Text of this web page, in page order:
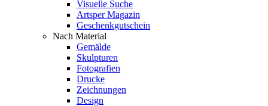
Visuelle Suche
Artsper Magazin
Geschenkgutschein
Nach Material
Gemälde
Skulpturen
Fotografien
Drucke
Zeichnungen
Design